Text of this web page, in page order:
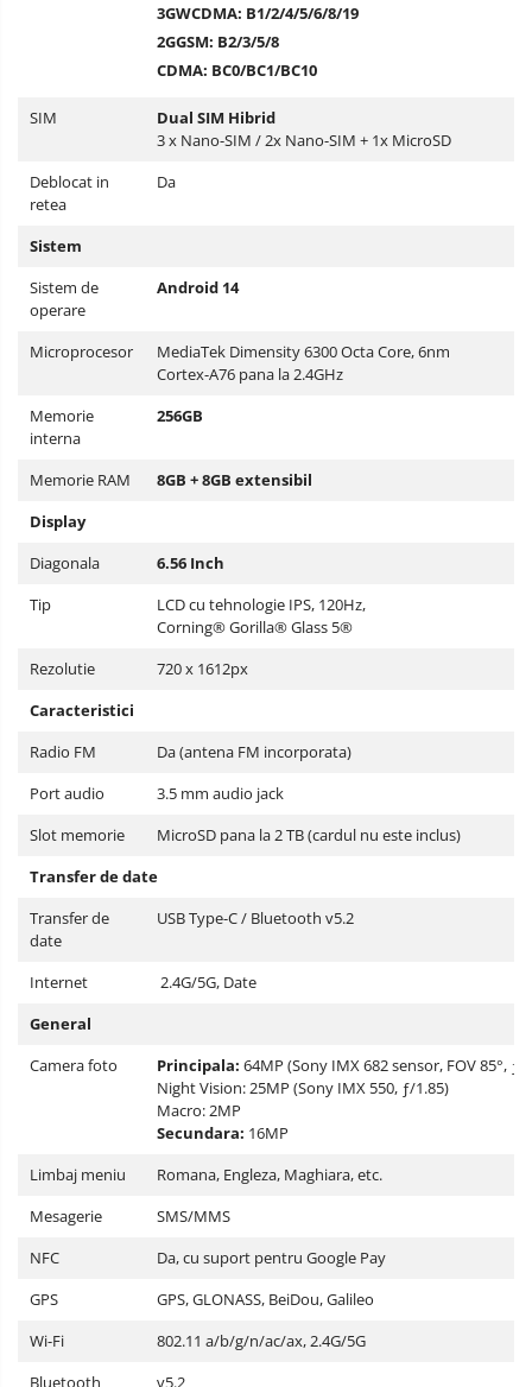
3GWCDMA: B1/2/4/5/6/8/19
2GGSM: B2/3/5/8
CDMA: BC0/BC1/BC10
SIM
Dual SIM Hibrid
3 x Nano-SIM / 2x Nano-SIM + 1x MicroSD
Deblocat in
retea
Da
Sistem
Sistem de
operare
Android 14
Microprocesor
MediaTek Dimensity 6300 Octa Core, 6nm
Cortex-A76 pana la 2.4GHz
Memorie
interna
256GB
Memorie RAM
8GB + 8GB extensibil
Display
Diagonala
6.56 Inch
Tip
LCD cu tehnologie IPS, 120Hz,
Corning® Gorilla® Glass 5®
Rezolutie
720 x 1612px
Caracteristici
Radio FM
Da (antena FM incorporata)
Port audio
3.5 mm audio jack
Slot memorie
MicroSD pana la 2 TB (cardul nu este inclus)
Transfer de date
Transfer de
date
USB Type-C / Bluetooth v5.2
Internet
2.4G/5G, Date
General
Camera foto
Principala: 64MP (Sony IMX 682 sensor, FOV 85°, ƒ/
Night Vision: 25MP (Sony IMX 550, ƒ/1.85)
Macro: 2MP
Secundara: 16MP
Limbaj meniu
Romana, Engleza, Maghiara, etc.
Mesagerie
SMS/MMS
NFC
Da, cu suport pentru Google Pay
GPS
GPS, GLONASS, BeiDou, Galileo
Wi-Fi
802.11 a/b/g/n/ac/ax, 2.4G/5G
Bluetooth
v5.2